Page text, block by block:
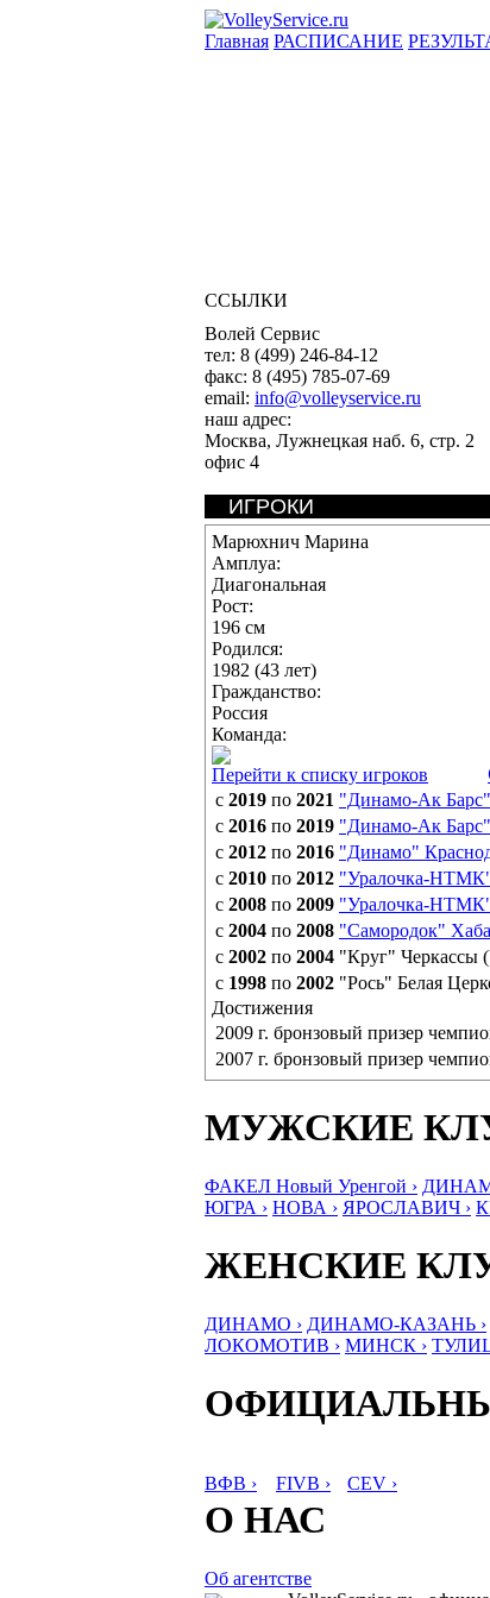
Главная РАСПИСАНИЕ
ССЫЛКИ
Волей Сервис
тел: 8 (499) 246-84-12
факс: 8 (495) 785-07-69
email: info@volleyservice.ru
наш адрес:
Москва, Лужнецкая наб. 6, стр. 2
офис 4
ИГРОКИ
Марюхнич Марина
Амплуа:
Диагональная
Рост:
196 см
Родился:
1982 (43 лет)
Гражданство:
Россия
Команда:
Перейти к списку игроков
с 2019 по 2021 "Динамо-Ак
с 2016 по 2019 "Динамо-Ак
с 2012 по 2016 "Динамо"
с 2010 по 2012 "Уралочка-НТМК"
с 2008 по 2009 "Уралочка-НТМК"
с 2004 по 2008 "Самородок"
с 2002 по 2004 "Круг" Черкассы
с 1998 по 2002 "Рось" Белая
Достижения
2009 г. бронзовый призер
2007 г. бронзовый призер
МУЖСКИЕ
ФАКЕЛ Новый Уренгой ›
ЮГРА › НОВА › ЯРОСЛАВИЧ ›
ЖЕНСКИЕ
ДИНАМО › ДИНАМО-КАЗАНЬ ›
ЛОКОМОТИВ › МИНСК ›
ВФВ › FIVB › CEV ›
О НАС
Об агентстве